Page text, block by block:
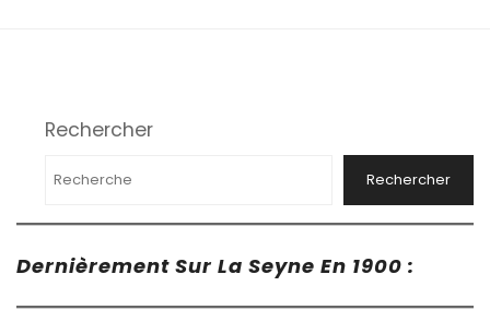
Rechercher
Rechercher
Dernièrement Sur La Seyne En 1900 :